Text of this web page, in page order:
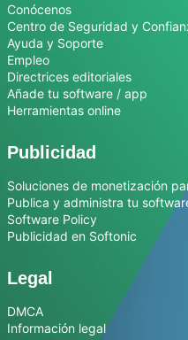
Conócenos
Centro de Seguridad y
Ayuda y Soporte
Empleo
Directrices editoriales
Añade tu software / app
Herramientas online
Publicidad
Soluciones de monetización
Publica y administra tu
Software Policy
Publicidad en Softonic
Legal
DMCA
Información legal